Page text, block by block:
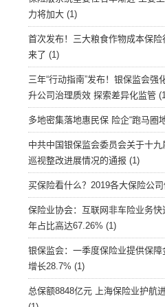
力将加大 (1)
首次发布！三大粮食作物成本保险
来了 (1)
三年“行动指南”发布！银保监会强
升公司治理质效 探索差异化监管
多地密集落地惠民保 险企“跑马圈
中共中国银保监会委员会关于十
巡视整改进展情况的通报 (1)
买保险看什么？2019各大保险公
保险业协会：互联网非车险业务快
年占比高达67.26% (1)
银保监会：一季度保险业提供保障
增长28.7% (1)
总保额8848亿元 上海保险业护航